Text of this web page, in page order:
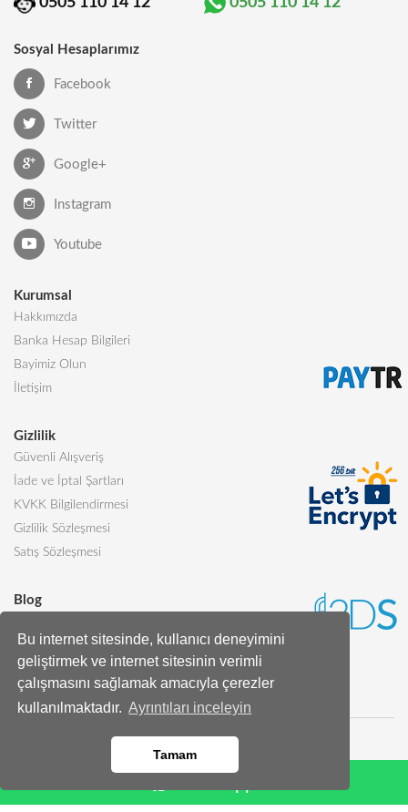
Bu internet sitesinde, kullanıcı deneyimini
geliştirmek ve internet sitesinin verimli
çalışmasını sağlamak amacıyla çerezler
kullanılmaktadır. Ayrıntıları inceleyin
Tamam
Sosyal Hesaplarımız
Facebook
Twitter
Google+
Instagram
Youtube
Kurumsal
Hakkımızda
Banka Hesap Bilgileri
Bayimiz Olun
İletişim
Gizlilik
Güvenli Alışveriş
İade ve İptal Şartları
KVKK Bilgilendirmesi
Gizlilik Sözleşmesi
Satış Sözleşmesi
Blog
Butik Pasta Nedir?
Tüm Blog Yazıları